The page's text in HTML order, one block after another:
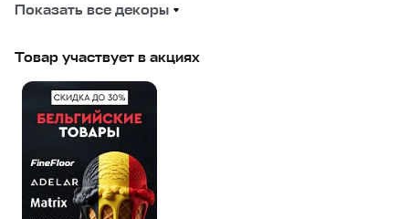
Показать все декоры
Товар участвует в акциях